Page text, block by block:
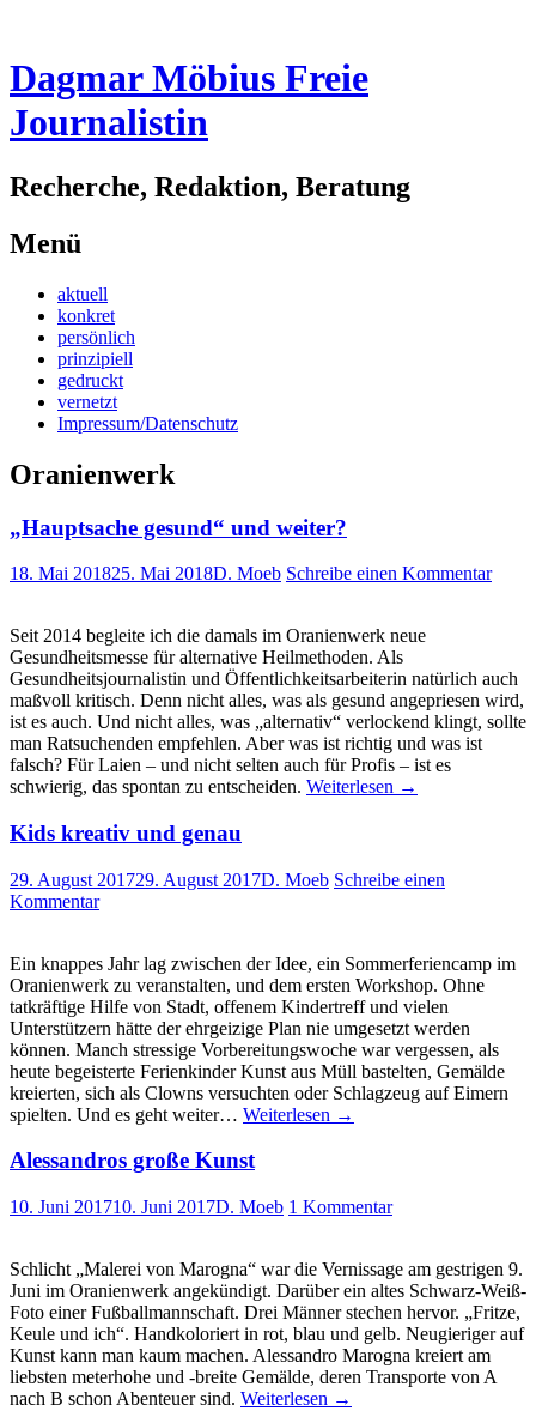
Dagmar Möbius Freie
Journalistin
Recherche, Redaktion, Beratung
Menü
Zum
Inhalt
springen
aktuell
konkret
persönlich
prinzipiell
gedruckt
vernetzt
Impressum/Datenschutz
Oranienwerk
„Hauptsache gesund“ und weiter?
18. Mai 201825. Mai 2018D. Moeb Schreibe einen Kommentar
Seit 2014 begleite ich die damals im Oranienwerk neue
Gesundheitsmesse für alternative Heilmethoden. Als
Gesundheitsjournalistin und Öffentlichkeitsarbeiterin natürlich auch
maßvoll kritisch. Denn nicht alles, was als gesund angepriesen wird,
ist es auch. Und nicht alles, was „alternativ“ verlockend klingt, sollte
man Ratsuchenden empfehlen. Aber was ist richtig und was ist
falsch? Für Laien – und nicht selten auch für Profis – ist es
schwierig, das spontan zu entscheiden. Weiterlesen →
Kids kreativ und genau
29. August 201729. August 2017D. Moeb Schreibe einen
Kommentar
Ein knappes Jahr lag zwischen der Idee, ein Sommerferiencamp im
Oranienwerk zu veranstalten, und dem ersten Workshop. Ohne
tatkräftige Hilfe von Stadt, offenem Kindertreff und vielen
Unterstützern hätte der ehrgeizige Plan nie umgesetzt werden
können. Manch stressige Vorbereitungswoche war vergessen, als
heute begeisterte Ferienkinder Kunst aus Müll bastelten, Gemälde
kreierten, sich als Clowns versuchten oder Schlagzeug auf Eimern
spielten. Und es geht weiter… Weiterlesen →
Alessandros große Kunst
10. Juni 201710. Juni 2017D. Moeb 1 Kommentar
Schlicht „Malerei von Marogna“ war die Vernissage am gestrigen 9.
Juni im Oranienwerk angekündigt. Darüber ein altes Schwarz-Weiß-
Foto einer Fußballmannschaft. Drei Männer stechen hervor. „Fritze,
Keule und ich“. Handkoloriert in rot, blau und gelb. Neugieriger auf
Kunst kann man kaum machen. Alessandro Marogna kreiert am
liebsten meterhohe und -breite Gemälde, deren Transporte von A
nach B schon Abenteuer sind. Weiterlesen →